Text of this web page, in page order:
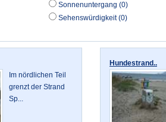
Sonnenuntergang (0)
Sehenswürdigkeit (0)
Im nördlichen Teil
grenzt der Strand
Sp...
Hundestrand..